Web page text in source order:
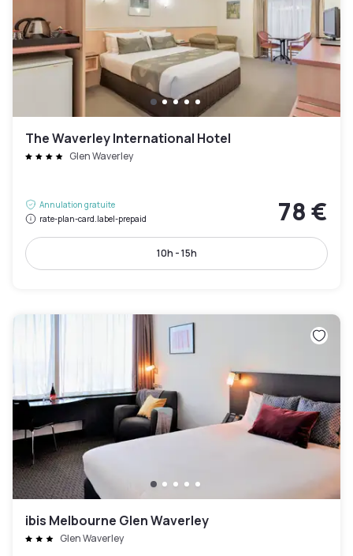
The Waverley International Hotel
Glen Waverley
Annulation gratuite
rate-plan-card.label-prepaid
78 €
10h - 15h
ibis Melbourne Glen Waverley
Glen Waverley